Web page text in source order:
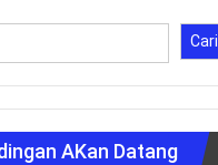
Cari
AKan Datang